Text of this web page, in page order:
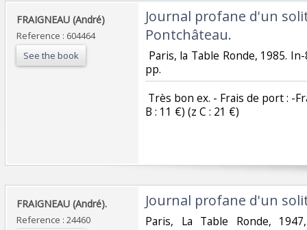
‎FRAIGNEAU (André)‎
Reference : 604464
See the book
‎Journal profane d'un
Pontchâteau.‎
Paris, la Table Ronde, 1985.
pp. ‎
Très bon ex. - Frais de port : -
B : 11 €) (z C : 21 €) ‎
‎FRAIGNEAU (André).‎
Reference : 24460
‎Journal profane d'un
‎Paris, La Table Ronde,